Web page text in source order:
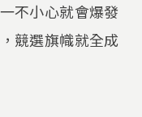
不小心就會爆發
競選旗幟就全成